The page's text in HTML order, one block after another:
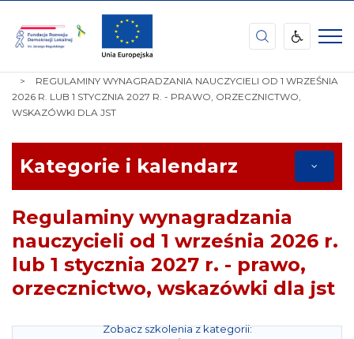
Fundacja
Rozwoju
Lokalnej
im.
Jerzego
Regulskiego
GŁÓWNA
REGULAMINY WYNAGRADZANIA NAUCZYCIELI OD 1 WRZEŚNIA
2026 R. LUB 1 STYCZNIA 2027 R. - PRAWO, ORZECZNICTWO,
WSKAZÓWKI DLA JST
Kategorie i kalendarz
Regulaminy wynagradzania
nauczycieli od 1 września 2026 r.
lub 1 stycznia 2027 r. - prawo,
orzecznictwo, wskazówki dla jst
Zobacz szkolenia z kategorii: